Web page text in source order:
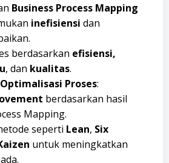
Business Process Mapping
inefisiensi dan
berdasarkan efisiensi,
, dan kualitas.
Proses:
berdasarkan hasil
Mapping.
seperti Lean, Six
untuk meningkatkan